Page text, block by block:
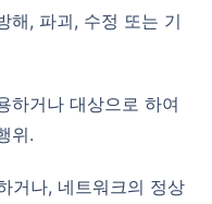
해, 파괴, 수정 또는 기
위.